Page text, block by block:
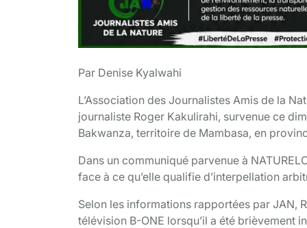
Par Denise Kyalwahi
L’Association des Journalistes Amis de la
journaliste Roger Kakulirahi, survenue ce
Bakwanza, territoire de Mambasa, en
Dans un communiqué parvenue à
face à ce qu’elle qualifie d’interpellation
Selon les informations rapportées par JAN,
télévision B-ONE lorsqu’il a été brièvement